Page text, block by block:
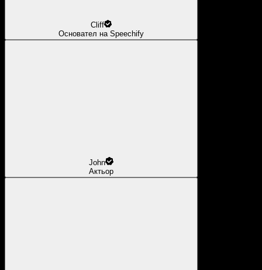
Cliff
Основател на Speechify
John
Актьор